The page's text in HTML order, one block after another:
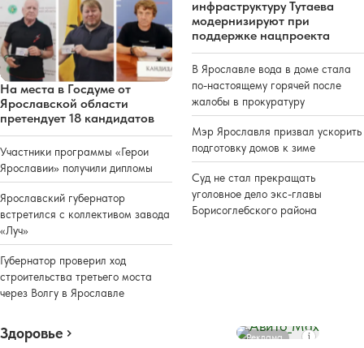
На места в Госдуме от
Ярославской области
претендует 18 кандидатов
Участники программы «Герои
Ярославии» получили дипломы
Ярославский губернатор
встретился с коллективом завода
«Луч»
Губернатор проверил ход
строительства третьего моста
через Волгу в Ярославле
инфраструктуру Тутаева
модернизируют при
поддержке нацпроекта
В Ярославле вода в доме стала
по-настоящему горячей после
жалобы в прокуратуру
Мэр Ярославля призвал ускорить
подготовку домов к зиме
Суд не стал прекращать
уголовное дело экс-главы
Борисоглебского района
Здоровье Реклама